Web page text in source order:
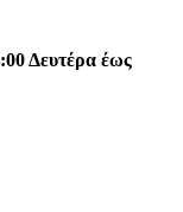
Δευτέρα έως